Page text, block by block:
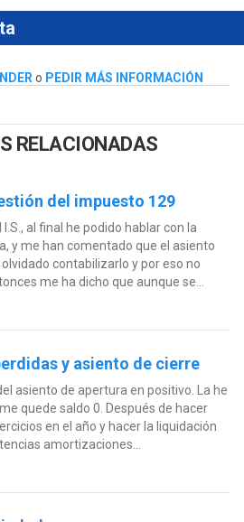
o PEDIR MÁS INFORMACIÓN
RELACIONADAS
del impuesto 129
al final he podido hablar con la
y me han comentado que el asiento
contabilizarlo y por eso no
me ha dicho que aunque se...
y asiento de cierre
asiento de apertura en positivo. La he
quede saldo 0. Después de hacer
en el año y hacer la liquidación
amortizaciones...